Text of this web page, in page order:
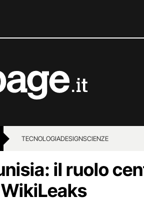
TECNOLOGIADESIGNSCIENZE
il ruolo